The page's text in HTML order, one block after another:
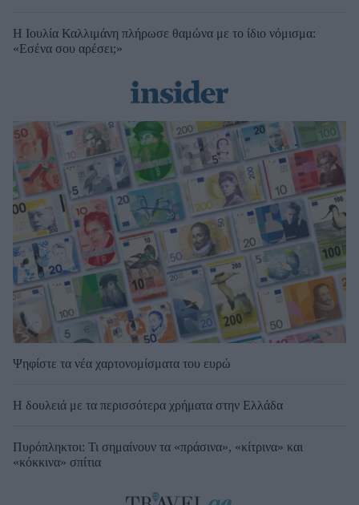
Η Ιουλία Καλλιμάνη πλήρωσε θαμώνα με το ίδιο νόμισμα:
«Εσένα σου αρέσει;»
Ψηφίστε τα νέα χαρτονομίσματα του ευρώ
Η δουλειά με τα περισσότερα χρήματα στην Ελλάδα
Πυρόπληκτοι: Τι σημαίνουν τα «πράσινα», «κίτρινα» και
«κόκκινα» σπίτια